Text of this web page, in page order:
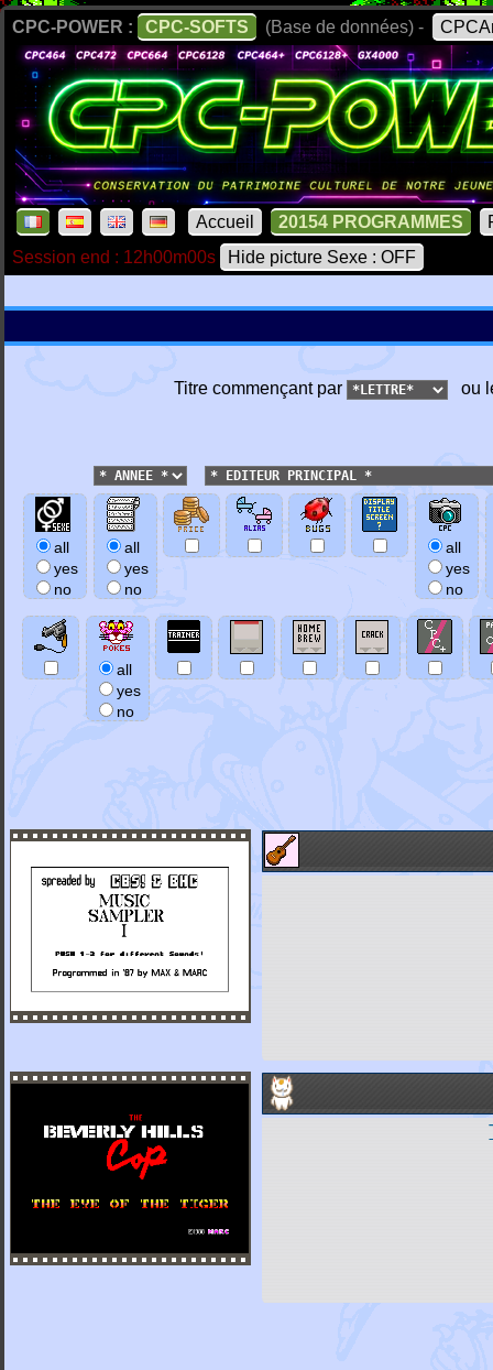
CPC-POWER : CPC-SOFTS (Base de données) -
Accueil 20154 PROGRAMMES
Session end : 12h00m00s
Hide picture Sexe : OFF
Titre commençant par ou
all
yes
no
all
yes
no
all
yes
no
all
yes
no